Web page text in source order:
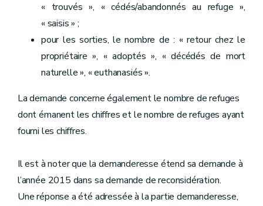
« trouvés », « cédés/abandonnés au refuge »,
« saisis » ;
pour les sorties, le nombre de : « retour chez le
propriétaire », « adoptés », « décédés de mort
naturelle », « euthanasiés ».
La demande concerne également le nombre de refuges
dont émanent les chiffres et le nombre de refuges ayant
fourni les chiffres.
Il est à noter que la demanderesse étend sa demande à
l’année 2015 dans sa demande de reconsidération.
Une réponse a été adressée à la partie demanderesse,